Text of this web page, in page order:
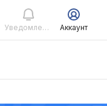
Уведомления Аккаунт